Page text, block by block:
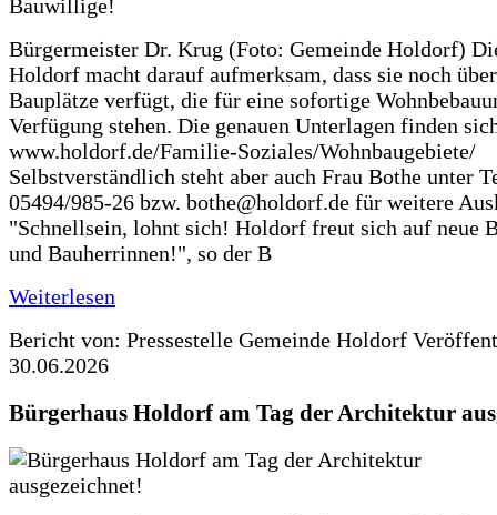
Bürgermeister Dr. Krug (Foto: Gemeinde Holdorf)
Holdorf macht darauf aufmerksam, dass sie noch
Bauplätze verfügt, die für eine sofortige
Verfügung stehen. Die genauen Unterlagen finden
www.holdorf.de/Familie-Soziales/Wohnbaugebiete/
Selbstverständlich steht aber auch Frau Bothe unter
05494/985-26 bzw. bothe@holdorf.de für weitere
"Schnellsein, lohnt sich! Holdorf freut sich auf neue
und Bauherrinnen!", so der B
Weiterlesen
Bericht von: Pressestelle Gemeinde Holdorf
30.06.2026
Bürgerhaus Holdorf am Tag der Architektur